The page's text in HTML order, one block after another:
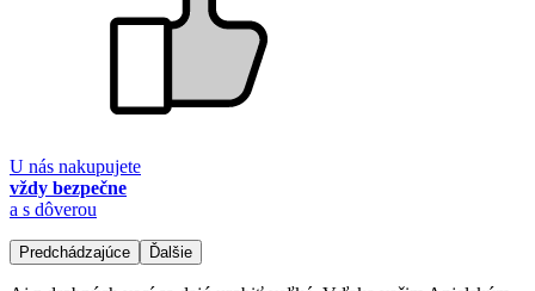
U nás nakupujete
vždy bezpečne
a s dôverou
Predchádzajúce Ďalšie